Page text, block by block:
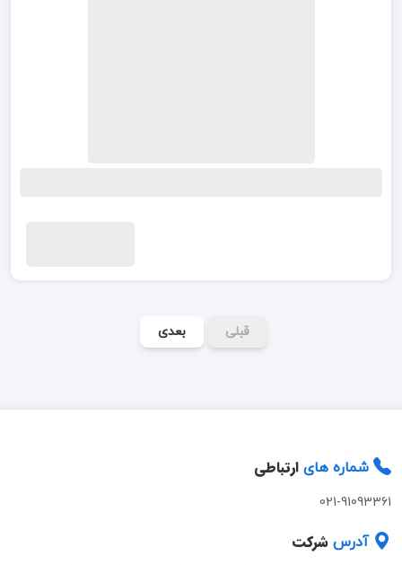
قبلی بعدی
شماره های ارتباطی
021-91093361
آدرس شرکت